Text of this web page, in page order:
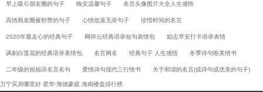
早上吸引朋友圈的句子 晚安温馨句子 名言头像图片大全人生感悟
高情商发圈被秒赞的句子 心情低落无奈句子 珍惜时间的名言
2020年最走心的经典句子 网抑云经典语录短句表情包 励志早安打卡语录表情
讽刺白莲花的经典语录表情包 名言网名 经典句子 人生感悟 冬季诗句唯美情书
二年级的祝福语名言名句 爱情诗句现代三行情书 关于和谐的名言(或诗句或优美的句子)
万宁买房哪里好 星华·海德豪庭 海南楼盘排行榜